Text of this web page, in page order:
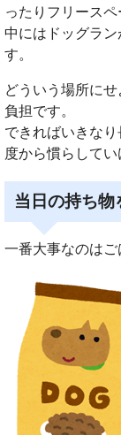
ったりフリースペ
中にはドッグラ
す。
どういう場所に
負担です。
できればいきな
度から慣らしてい
当日の持ち物
一番大事なのはご